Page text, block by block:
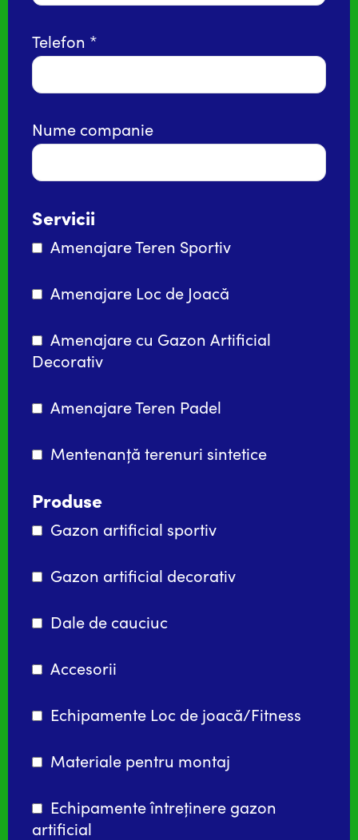
Telefon
Nume companie
Servicii
Amenajare Teren Sportiv
Amenajare Loc de Joacă
Amenajare cu Gazon Artificial
Decorativ
Amenajare Teren Padel
Mentenanță terenuri sintetice
Produse
Gazon artificial sportiv
Gazon artificial decorativ
Dale de cauciuc
Accesorii
Echipamente Loc de joacă/Fitness
Materiale pentru montaj
Echipamente întreținere gazon
artificial